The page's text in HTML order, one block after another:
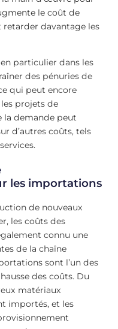
le coût de
retarder davantage les
particulier dans les
des pénuries de
qui peut encore
projets de
la demande peut
d’autres coûts, tels
les importations
de nouveaux
les coûts des
connu une
de la chaîne
sont l’un des
des coûts. Du
matériaux
importés, et les